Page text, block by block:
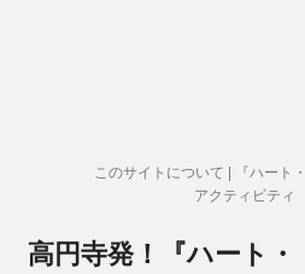
このサイトについて | 『ハート
アクティビティ
高円寺発！『ハート